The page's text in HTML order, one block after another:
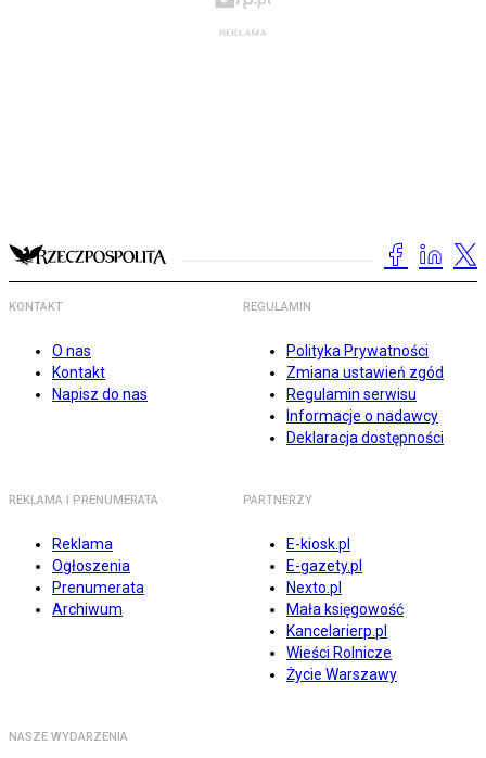
KONTAKT
O nas
Kontakt
Napisz do nas
REGULAMIN
Polityka Prywatności
Zmiana ustawień zgód
Regulamin serwisu
Informacje o nadawcy
Deklaracja dostępności
REKLAMA I PRENUMERATA
Reklama
Ogłoszenia
Prenumerata
Archiwum
PARTNERZY
E-kiosk.pl
E-gazety.pl
Nexto.pl
Mała księgowość
Kancelarierp.pl
Wieści Rolnicze
Życie Warszawy
NASZE WYDARZENIA